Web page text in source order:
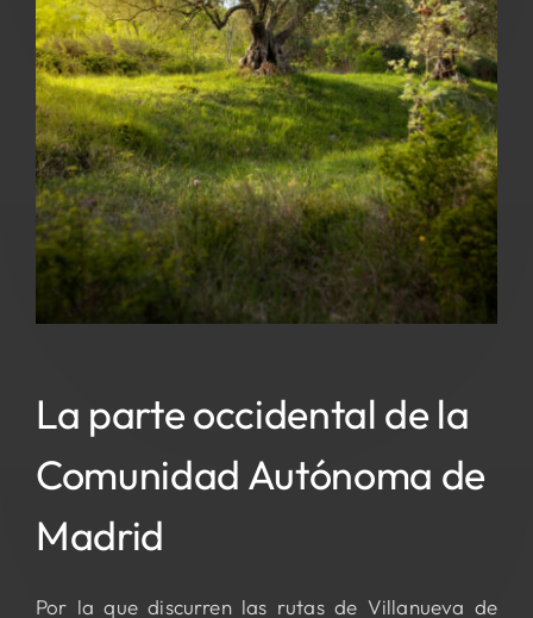
La parte occidental de la
Comunidad Autónoma de
Madrid
Por la que discurren las rutas de Villanueva de